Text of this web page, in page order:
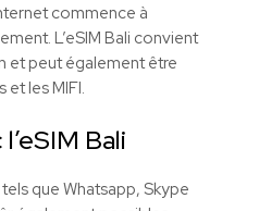
commence à
L’eSIM Bali convient
et peut également être
et les MIFI.
Bali
que Whatsapp, Skype